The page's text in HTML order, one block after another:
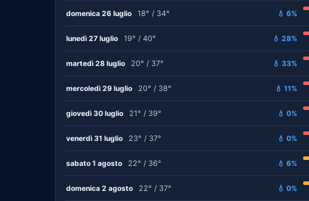
domenica 26 luglio 18° / 34° 💧 6%
lunedì 27 luglio 19° / 40° 💧 28%
martedì 28 luglio 20° / 37° 💧 33%
mercoledì 29 luglio 20° / 38° 💧 11%
giovedì 30 luglio 21° / 39° 💧 0%
venerdì 31 luglio 23° / 37° 💧 0%
sabato 1 agosto 22° / 36° 💧 6%
domenica 2 agosto 22° / 37° 💧 0%